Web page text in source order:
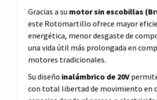
Gracias a su motor sin escobillas
este Rotomartillo ofrece mayor
energética, menor desgaste de
una vida útil más prolongada en
motores tradicionales.
Su diseño inalámbrico de 20V
con total libertad de movimiento en